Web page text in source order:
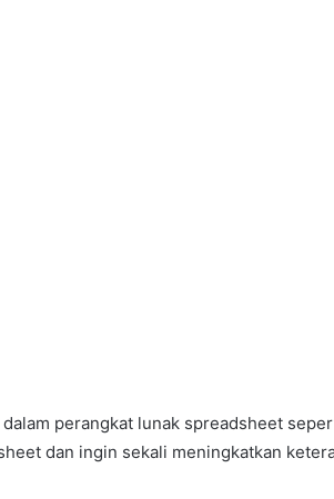
perangkat lunak spreadsheet
dan ingin sekali meningkatkan